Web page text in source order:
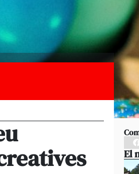
El